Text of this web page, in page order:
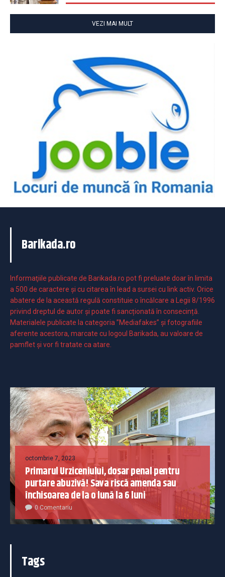
VEZI MAI MULT
Barikada.ro
Informaţiile publicate de Barikada.ro pot fi preluate doar în limita
a 500 de caractere şi cu citarea în lead a sursei cu link activ. Orice
abatere de la această regulă constituie o încălcare a Legii 8/1996
privind dreptul de autor și poate fi sancționată în consecință.
Materialele publicate la categoria ”Mediafakes” și fotografiile
aferente acestora, marcate cu logoul Barikada, au valoare de
pamflet și vor fi tratate ca atare.
octombrie 7, 2023
Primarul Urziceniului, dosar penal pentru
purtare abuzivă! Sava riscă amenda sau
închisoarea de la o lună la 6 luni
0 Comentariu
Tags